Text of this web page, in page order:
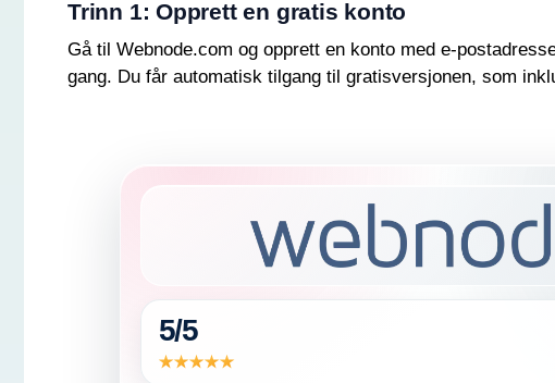
Trinn 1: Opprett en gratis konto
Gå til Webnode.com og opprett en konto med e-
gang. Du får automatisk tilgang til gratisversjonen, som
5/5